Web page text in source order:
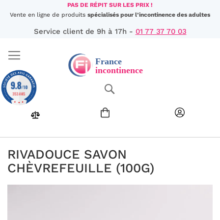
Aller
au
PAS DE RÉPIT SUR LES PRIX !
Vente en ligne de produits spécialisés pour l’incontinence des adultes
Service client de 9h à 17h - 01 77 37 70 03
RIVADOUCE SAVON
CHÈVREFEUILLE (100G)
9.8/10
353 AVIS